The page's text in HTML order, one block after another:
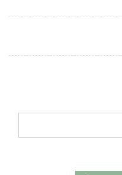
efter: